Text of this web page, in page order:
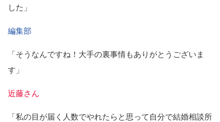
した」
編集部
「そうなんですね！大手の裏事情もありがとうございま
す」
近藤さん
「私の目が届く人数でやれたらと思って自分で結婚相談所